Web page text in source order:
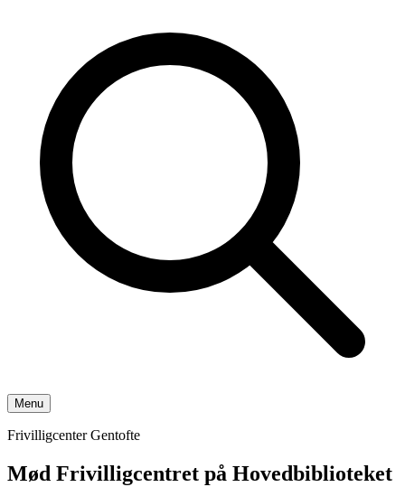
Menu
Frivilligcenter Gentofte
Mød Frivilligcentret på Hovedbiblioteket